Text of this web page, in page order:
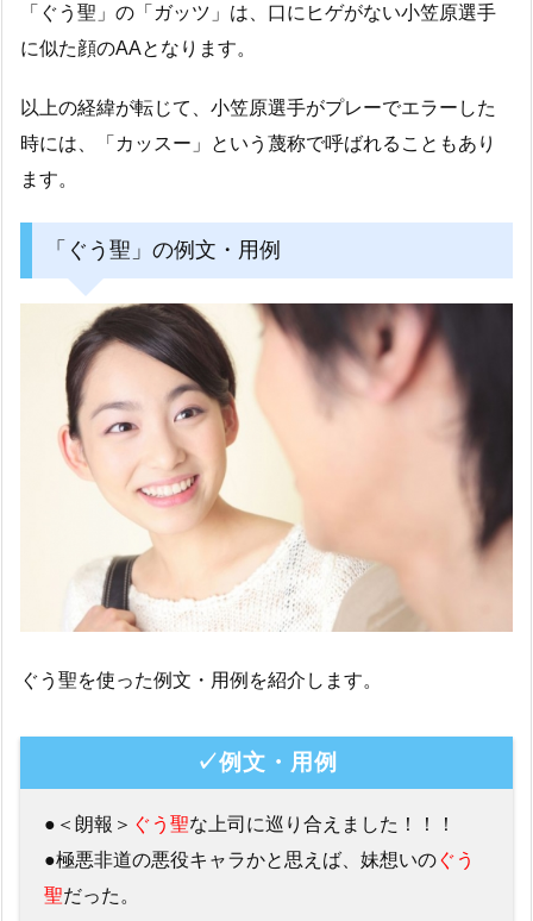
「ぐう聖」の「ガッツ」は、口にヒゲがない小笠原選手
に似た顔のAAとなります。
以上の経緯が転じて、小笠原選手がプレーでエラーした
時には、「カッスー」という蔑称で呼ばれることもあり
ます。
「ぐう聖」の例文・用例
ぐう聖を使った例文・用例を紹介します。
✓例文・用例
●＜朗報＞ ぐう聖な上司に巡り合えました！！！
●極悪非道の悪役キャラかと思えば、妹想いのぐう
聖だった。